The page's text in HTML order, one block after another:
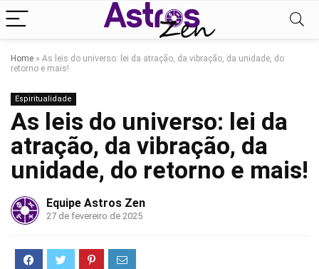
Home » As leis do universo: lei da atração, da vibração, da unidade, do
retorno e mais!
Espiritualidade
As leis do universo: lei da
atração, da vibração, da
unidade, do retorno e mais!
Equipe Astros Zen
27 de fevereiro de 2025